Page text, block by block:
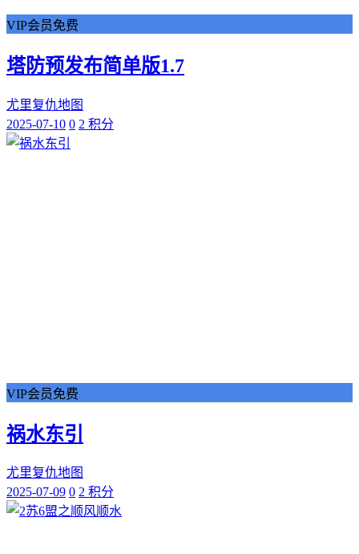
VIP会员免费
塔防预发布简单版1.7
尤里复仇地图
2025-07-10 0 2 积分
VIP会员免费
祸水东引
尤里复仇地图
2025-07-09 0 2 积分